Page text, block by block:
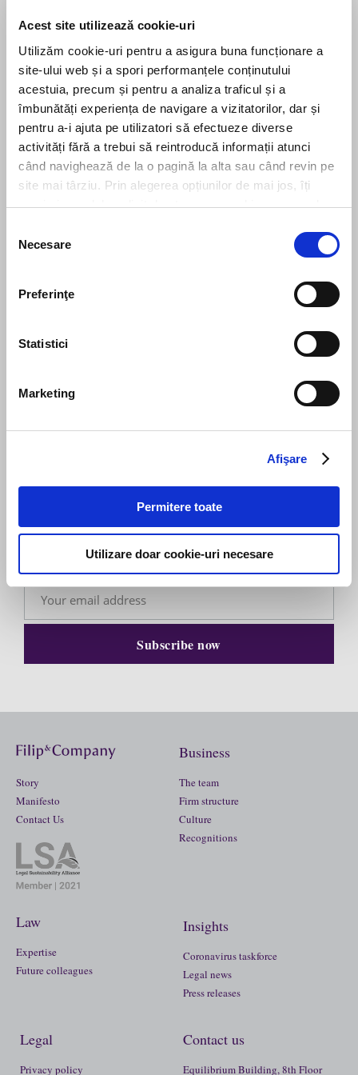
Acest site utilizează cookie-uri
Utilizăm cookie-uri pentru a asigura buna funcționare a
site-ului web și a spori performanțele conținutului
acestuia, precum și pentru a analiza traficul și a
îmbunătăți experiența de navigare a vizitatorilor, dar și
pentru a-i ajuta pe utilizatori să efectueze diverse
activități fără a trebui să reintroducă informații atunci
când navighează de la o pagină la alta sau când revin pe
site mai târziu. Prin alegerea opțiunilor de mai jos, îți
exprimi acordul explicit de stocare a cookies pe care le-
consimțământului
Necesare
Preferinţe
Statistici
Marketing
Afişare
Permitere toate
Utilizare doar cookie-uri necesare
Leave us a message
Subscribe to our newsletter
Stay up to date with the latest. Join Our Email List.
Story
Manifesto
Contact Us
Business
The team
Firm structure
Culture
Recognitions
Law
Expertise
Future colleagues
Insights
Coronavirus taskforce
Legal news
Press releases
Legal
Privacy policy
Contact us
Equilibrium Building, 8th Floor